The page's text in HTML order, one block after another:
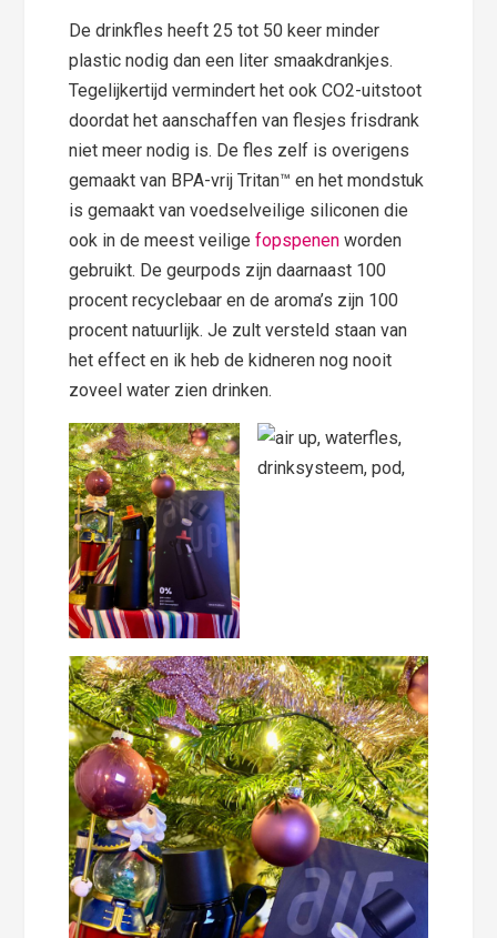
De drinkfles heeft 25 tot 50 keer minder
plastic nodig dan een liter smaakdrankjes.
Tegelijkertijd vermindert het ook CO2-uitstoot
doordat het aanschaffen van flesjes frisdrank
niet meer nodig is. De fles zelf is overigens
gemaakt van BPA-vrij Tritan™ en het mondstuk
is gemaakt van voedselveilige siliconen die
ook in de meest veiligefopspenen worden
gebruikt. De geurpods zijn daarnaast 100
procent recyclebaar en de aroma’s zijn 100
procent natuurlijk. Je zult versteld staan van
het effect en ik heb de kidneren nog nooit
zoveel water zien drinken.